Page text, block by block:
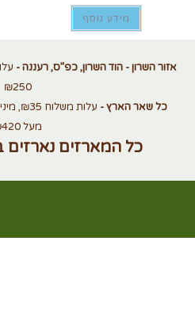
מידע נוסף
אזור השרון - הוד השרון, כפ”ס, רעננה -
₪250
כל שאר הארץ -
מעל ₪420
כל המארזים נארזים